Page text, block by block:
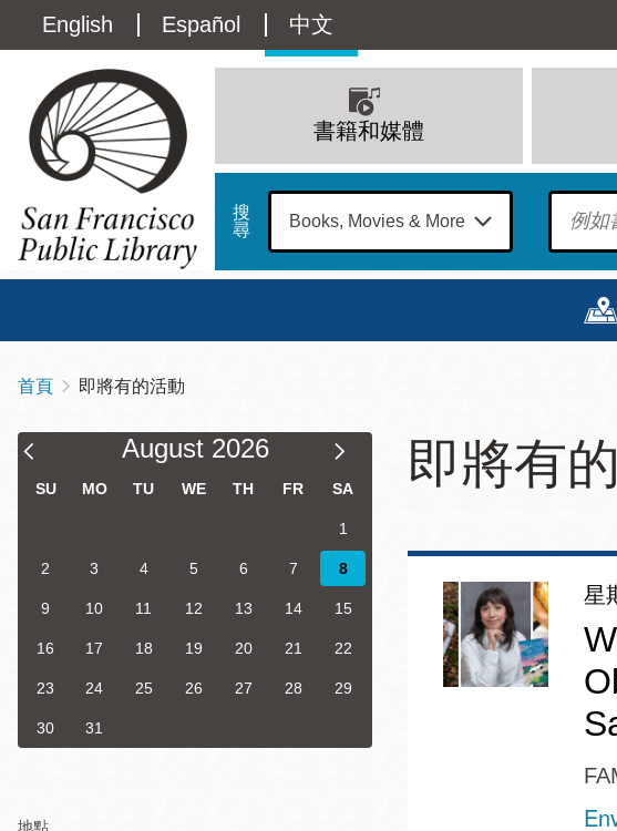
主
Language
switcher
(Content)
English Español 中文
navigation
書籍和媒體
搜
尋
To find?
書館
星期日
12 下午 - 6 下午
星期一
9 上午 - 6 下午
星期二
9 上午 - 8 下午
Anza 圖書分館
Valley 圖書分館
Ocean
景區圖書
OMI 流動
導
航
連
首頁 即將有的活動
即將有
星
Filter & Sort Results
Calendar
Filter
Calendar
Filter
August 2026
SU MO TU WE TH FR SA
1
2 3 4 5 6 7 8
9 10 11 12 13 14 15
16 17 18 19 20 21 22
23 24 25 26 27 28 29
30 31
地點